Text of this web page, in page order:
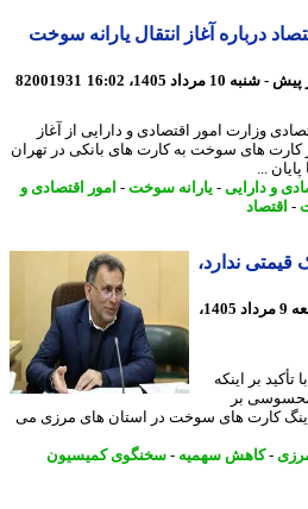
آغاز انتقال یارانه سوخت
82001931
امور اقتصادی و دارایی از آغاز
های سوخت به کارت های بانکی در تهران
...
دارایی- یارانه سوخت-امور اقتصادی و
ندارد،
7 روز پیش - جمعه 9 مرداد 1405،
اینکه
بر
کارت های سوخت در استان های مرزی می
- کاهش سهمیه-سخنگوی کمیسیون